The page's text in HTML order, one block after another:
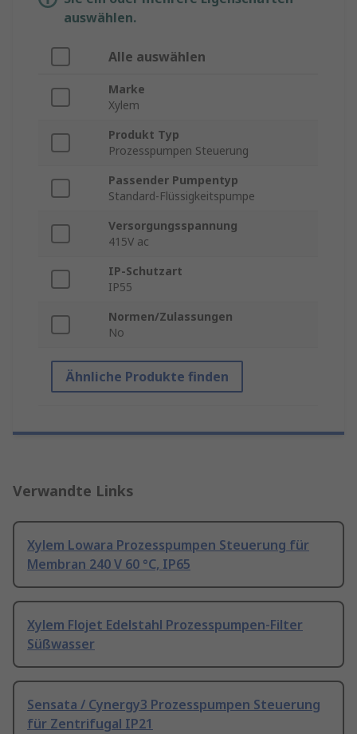
auswählen.
Alle auswählen
Marke
Xylem
Produkt Typ
Prozesspumpen Steuerung
Passender Pumpentyp
Standard-Flüssigkeitspumpe
Versorgungsspannung
415V ac
IP-Schutzart
IP55
Normen/Zulassungen
No
Ähnliche Produkte finden
Verwandte Links
Xylem Lowara Prozesspumpen Steuerung für
Membran 240 V 60 °C, IP65
Xylem Flojet Edelstahl Prozesspumpen-Filter
Süßwasser
Sensata / Cynergy3 Prozesspumpen Steuerung
für Zentrifugal IP21